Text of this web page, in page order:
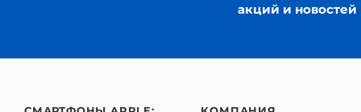
акций и новостей